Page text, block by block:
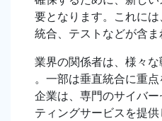
要となります。これには
統合、テストなどが含ま
業界の関係者は、様々
。一部は垂直統合に重
企業は、専門のサイバ
ティングサービスを提